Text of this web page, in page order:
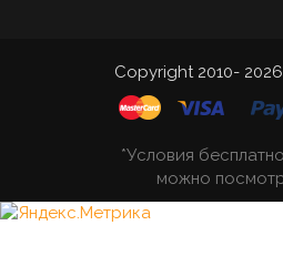
Copyright 2010-
*Условия
можно